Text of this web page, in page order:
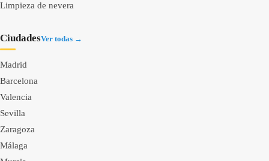
Limpieza de nevera
CiudadesVer todas →
Madrid
Barcelona
Valencia
Sevilla
Zaragoza
Málaga